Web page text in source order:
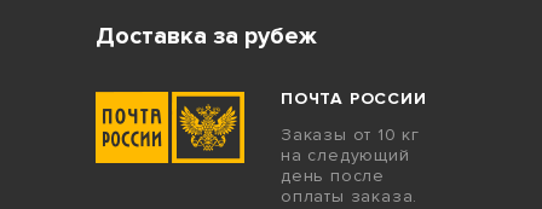
Доставка за рубеж
ПОЧТА РОССИИ
Заказы от 10 кг
на следующий
день после
оплаты заказа.